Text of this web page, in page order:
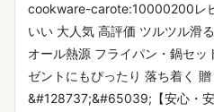
cookware-carote:10000200レ
いい 大人気 高評価 ツルツル滑
オール熱源 フライパン・鍋セ
ゼントにもぴったり 落ち着く
&#128737;&#65039;【安心・安